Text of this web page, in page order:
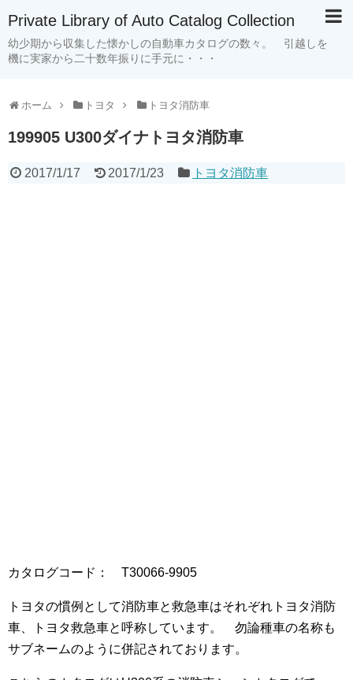
Private Library of Auto Catalog Collection
幼少期から収集した懐かしの自動車カタログの数々。 引越しを
機に実家から二十数年振りに手元に・・・
ホーム トヨタ トヨタ消防車
199905 U300ダイナトヨタ消防車
2017/1/17 2017/1/23 トヨタ消防車
カタログコード： T30066-9905
トヨタの慣例として消防車と救急車はそれぞれトヨタ消防
車、トヨタ救急車と呼称しています。 勿論種車の名称も
サブネームのように併記されております。